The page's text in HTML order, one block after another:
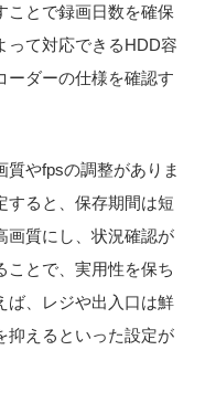
ことで録画日数を確保
って対応できるHDD容
ーダーの仕様を確認す
やfpsの調整がありま
すると、保存期間は短
画質にし、状況確認が
ことで、実用性を保ち
ば、レジや出入口は鮮
抑えるといった設定が